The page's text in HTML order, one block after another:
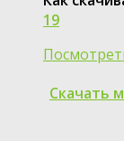
19
Скачать